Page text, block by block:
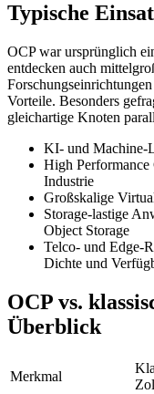
Typische
OCP war ursprünglich
entdecken auch
Vorteile. Besonders
gleichartige Knoten
KI- und Machine-
High
Industrie
Großskalige
Storage-lastige
Object Storage
Telco- und Edge-
Dichte und
OCP vs.
Überblick
Merkmal